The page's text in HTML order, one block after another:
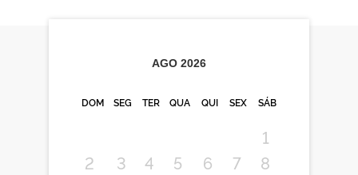
AGO 2026
DOM SEG TER QUA QUI SEX SÁB
1
2
3 4 5 6 7
8